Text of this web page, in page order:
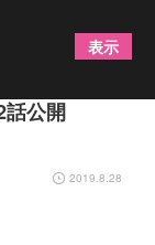
売を記念し
話公開
2019.8.28
表示